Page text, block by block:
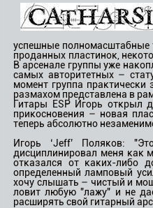
успешные полномасштабные
проданных пластинок,
В арсенале группы уже
самых авторитетных –
момент группа
размахом представлена в
Гитары ESP Игорь открыл
прикосновения – новая
теперь абсолютно
Игорь ‘Jeff’ Поляков:
дисциплинировал меня как
отказался от каких-либо
определенный ламповый
хочу слышать – чистый и
ловит любую "лажу" и не
расширять свой гитарный